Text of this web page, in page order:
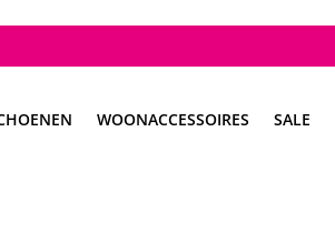
WOONACCESSOIRES SALE